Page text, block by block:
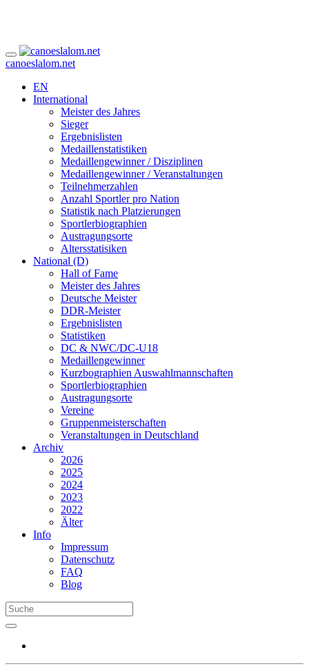
canoeslalom.net
EN
International
Meister des Jahres
Sieger
Ergebnislisten
Medaillenstatistiken
Medaillengewinner / Disziplinen
Medaillengewinner / Veranstaltungen
Teilnehmerzahlen
Anzahl Sportler pro Nation
Statistik nach Platzierungen
Sportlerbiographien
Austragungsorte
Altersstatisiken
National (D)
Hall of Fame
Meister des Jahres
Deutsche Meister
DDR-Meister
Ergebnislisten
Statistiken
DC & NWC/DC-U18
Medaillengewinner
Kurzbographien Auswahlmannschaften
Sportlerbiographien
Austragungsorte
Vereine
Gruppenmeisterschaften
Veranstaltungen in Deutschland
Archiv
2026
2025
2024
2023
2022
Älter
Info
Impressum
Datenschutz
FAQ
Blog